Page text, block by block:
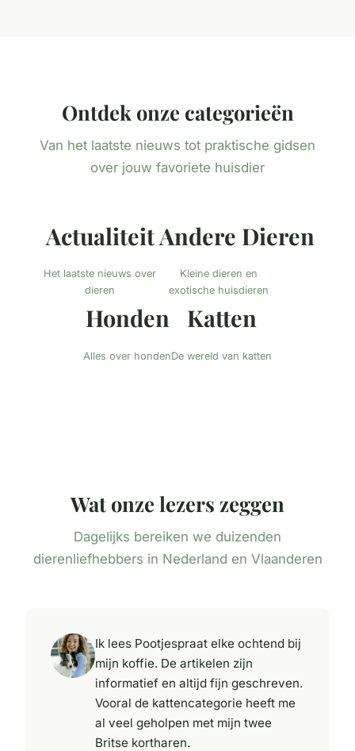
Ontdek onze categorieën
Van het laatste nieuws tot praktische gidsen
over jouw favoriete huisdier
Actualiteit
Het laatste nieuws over
dieren
Andere Dieren
Kleine dieren en
exotische huisdieren
Honden
Alles over honden
Katten
De wereld van katten
Wat onze lezers zeggen
Dagelijks bereiken we duizenden
dierenliefhebbers in Nederland en Vlaanderen
Ik lees Pootjespraat elke ochtend bij
mijn koffie. De artikelen zijn
informatief en altijd fijn geschreven.
Vooral de kattencategorie heeft me
al veel geholpen met mijn twee
Britse kortharen.